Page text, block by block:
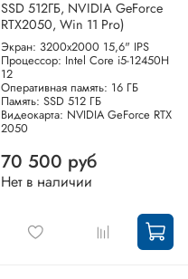
SSD 512ГБ, NVIDIA GeForce
RTX2050, Win 11 Pro)
Экран: 3200x2000 15,6" IPS
Процессор: Intel Core i5-12450H
12
Оперативная память: 16 ГБ
Память: SSD 512 ГБ
Видеокарта: NVIDIA GeForce RTX
2050
70 500 руб
Нет в наличии